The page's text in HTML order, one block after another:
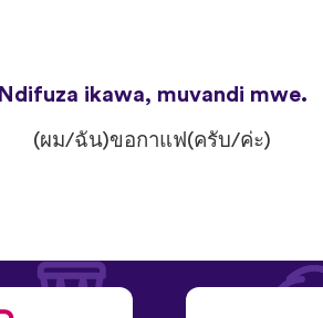
Ndifuza ikawa, muvandi mwe.
(ผม/ฉัน)ขอกาแฟ(ครับ/ค่ะ)